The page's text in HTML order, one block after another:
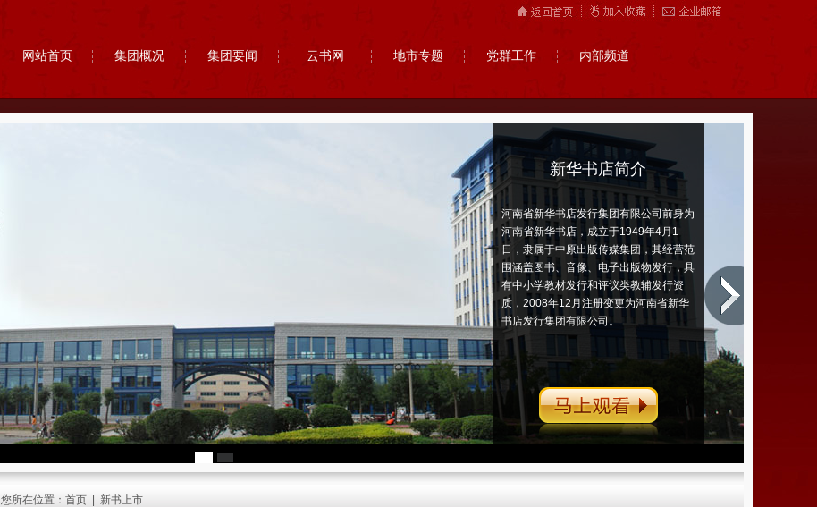
网站首页 集团概况 集团要闻 云书网 地市专题 党群工作 内部频道
新华书店简介
河南省新华书店发行集团有限公司前身为
河南省新华书店，成立于1949年4月1
日，隶属于中原出版传媒集团，其经营范
围涵盖图书、音像、电子出版物发行，具
有中小学教材发行和评议类教辅发行资
质，2008年12月注册变更为河南省新华
书店发行集团有限公司。
马上观看
您所在位置： 首页 新书上市